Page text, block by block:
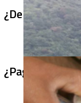
¿De qué sirve
¿Pagaron